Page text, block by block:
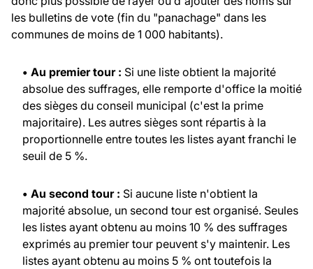
les bulletins de vote (fin du "panachage" dans les
communes de moins de 1 000 habitants).
• Au premier tour : Si une liste obtient la majorité
absolue des suffrages, elle remporte d'office la moitié
des sièges du conseil municipal (c'est la prime
majoritaire). Les autres sièges sont répartis à la
proportionnelle entre toutes les listes ayant franchi le
seuil de 5 %.
• Au second tour : Si aucune liste n'obtient la
majorité absolue, un second tour est organisé. Seules
les listes ayant obtenu au moins 10 % des suffrages
exprimés au premier tour peuvent s'y maintenir. Les
listes ayant obtenu au moins 5 % ont toutefois la